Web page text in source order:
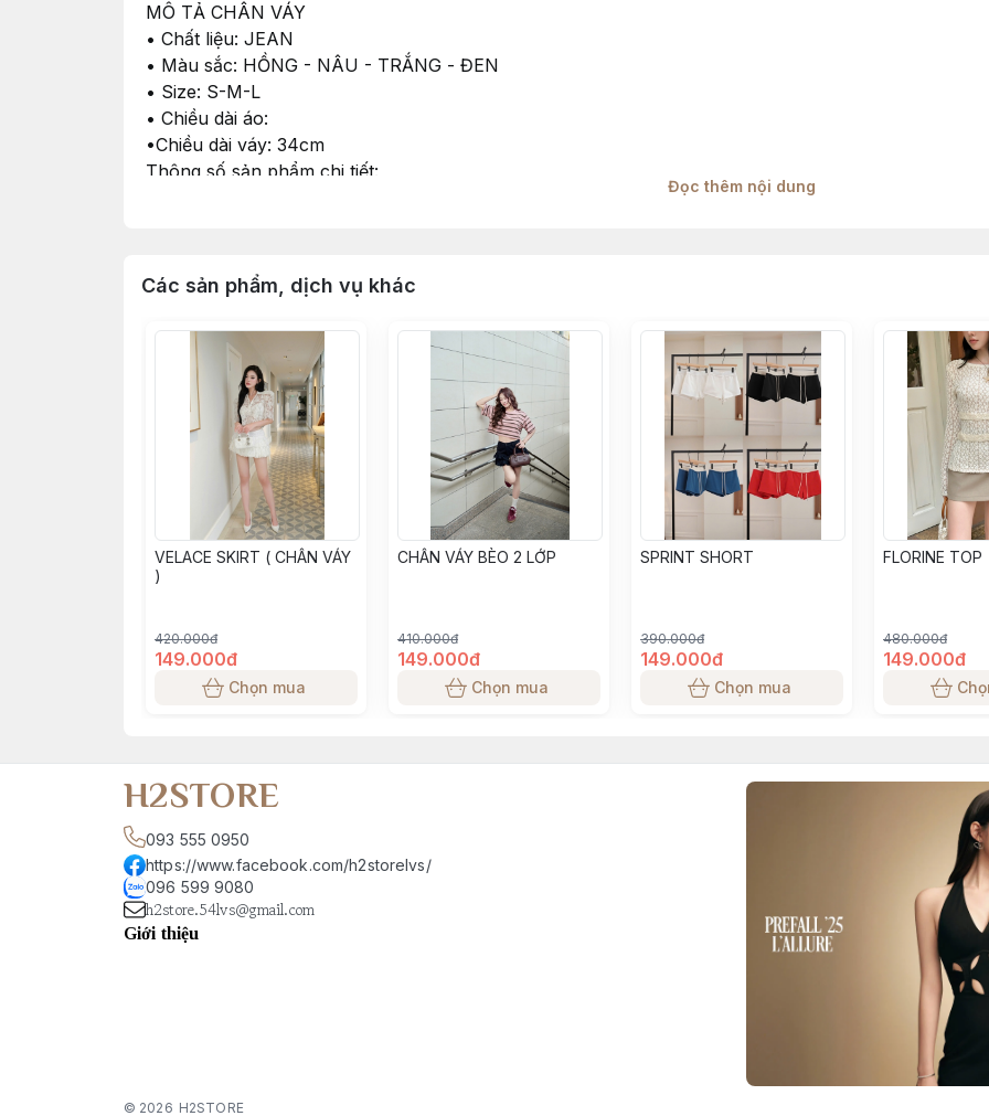
MÔ TẢ CHÂN VÁY
• Chất liệu: JEAN
• Màu sắc: HỒNG - NÂU - TRẮNG - ĐEN
• Size: S-M-L
• Chiều dài áo:
•Chiều dài váy: 34cm
Thông số sản phẩm chi tiết:
• Size S: eo dưới 66cm, mông dưới 92cm, đùi dưới 62cm, ống 64cm
• Thông số sản phẩm trong quá trình sản xuất qua từng đợt sẽ có độ chênh lệch 1–2cm
• Tư vấn mang tính chất tham khảo theo đúng tinh thần sản phẩm, khách hàng có thể tham khảo
• Màu sắc, độ dày mỏng của từng đợt vải sẽ có độ chênh lệch, theo đúng thông số từ nhà máy sản
• Tất cả các sản phẩm đăng bán đều là ảnh thật do H2 Team sản xuất, màu sắc sản phẩm đảm
thể sẽ chênh lệch màu tuỳ thuộc vào ánh sáng, góc chụp, độ sáng màn hình điện thoại khách
Đọc thêm nội dung
Các sản phẩm, dịch vụ khác
VELACE SKIRT ( CHÂN VÁY
)
420.000đ
149.000đ
Chọn mua
CHÂN VÁY BÈO 2 LỚP
410.000đ
149.000đ
Chọn mua
SPRINT SHORT
390.000đ
149.000đ
Chọn mua
FLORINE TOP
480.000đ
149.000đ
H2STORE
093 555 0950
https://www.facebook.com/h2storelvs/
096 599 9080
h2store.54lvs@gmail.com
Giới thiệu
© 2026 H2STORE